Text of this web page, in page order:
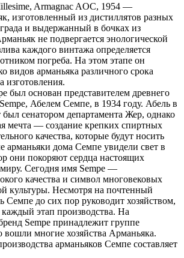
Armagnac AOC, 1954 —
изготовленный из дистиллятов разных
и выдержанный в бочках из
не подвергается энологической
каждого винтажа определяется
погреба. На этом этапе он
видов арманьяка различного срока
изготовления.
был основан представителем древнего
Абелем Семпе, в 1934 году. Абель в
был сенатором департамента Жер, однако
мечта — создание крепких спиртных
качества, которые будут носить
арманьяки дома Семпе увидели свет в
они покоряют сердца настоящих
Сегодня имя Sempe —
качества и символ многовековых
культуры. Несмотря на почтенный
Семпе до сих пор руководит хозяйством,
этап производства. На
Sempe принадлежит группе
вошли многие хозяйства Арманьяка.
арманьяков Семпе составляет